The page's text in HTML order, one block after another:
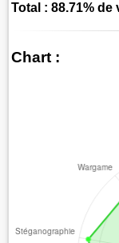
Total : 88.71% de
Chart :